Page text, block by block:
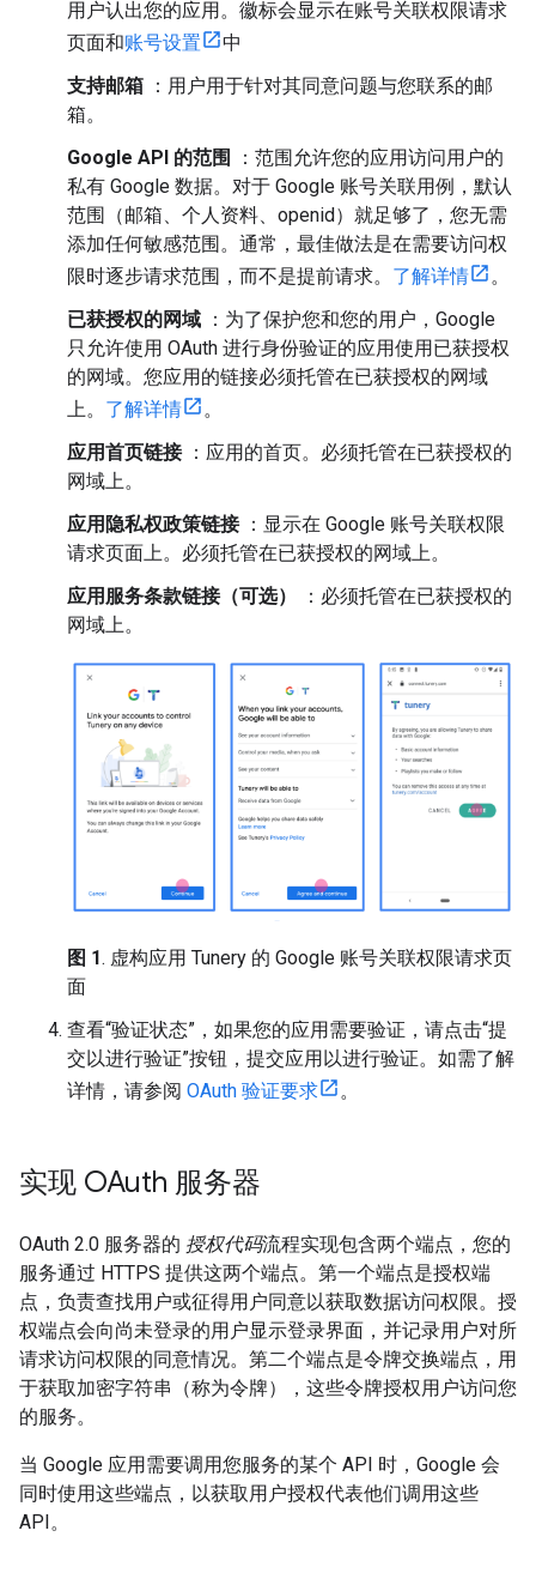
用户认出您的应用。徽标会显示在账号关联权限请求
页面和账号设置
中
支持邮箱 ：用户用于针对其同意问题与您联系的邮
箱。
Google API 的范围
：范围允许您的应用访问用户的
私有 Google 数据。对于 Google 账号关联用例，默认
范围（邮箱、个人资料、openid）就足够了，您无需
添加任何敏感范围。通常，最佳做法是在需要访问权
限时逐步请求范围，而不是提前请求。 了解详情
。
已获授权的网域 ：为了保护您和您的用户，Google
只允许使用 OAuth 进行身份验证的应用使用已获授权
的网域。您应用的链接必须托管在已获授权的网域
上。 了解详情
。
应用首页链接：应用的首页。必须托管在已获授权的
网域上。
应用隐私权政策链接：显示在 Google 账号关联权限
请求页面上。必须托管在已获授权的网域上。
应用服务条款链接（可选）
：必须托管在已获授权的
网域上。
图 1. 虚构应用 Tunery 的 Google 账号关联权限请求页
面
查看“验证状态”，如果您的应用需要验证，请点击“提
交以进行验证”按钮，提交应用以进行验证。如需了解
详情，请参阅 OAuth 验证要求 。
实现 OAuth 服务器
OAuth 2.0 服务器的 授权代码流程实现包含两个端点，您的
服务通过 HTTPS 提供这两个端点。第一个端点是授权端
点，负责查找用户或征得用户同意以获取数据访问权限。授
权端点会向尚未登录的用户显示登录界面，并记录用户对所
请求访问权限的同意情况。第二个端点是令牌交换端点，用
于获取加密字符串（称为令牌），这些令牌授权用户访问您
的服务。
当 Google 应用需要调用您服务的某个 API 时，Google 会
同时使用这些端点，以获取用户授权代表他们调用这些
API。